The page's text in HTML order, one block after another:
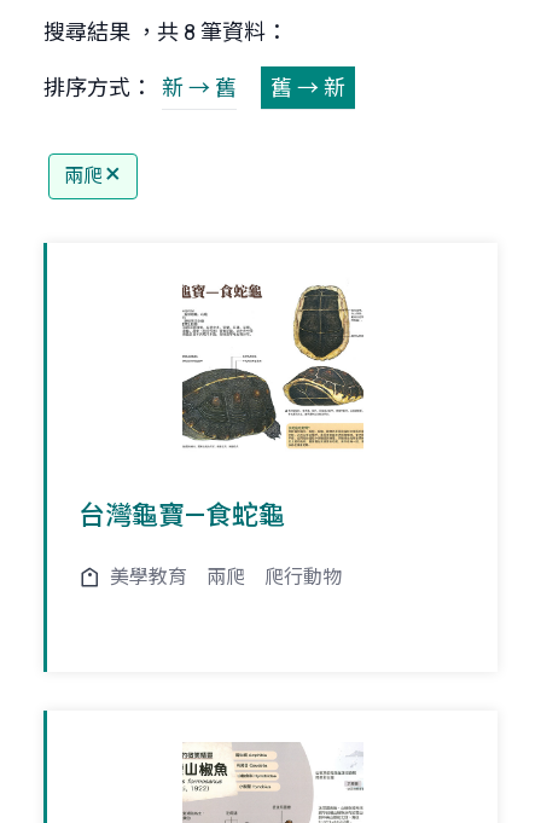
搜尋結果 ，共 8 筆資料：
排序方式： 新 → 舊 舊 → 新
兩爬
台灣龜寶—食蛇龜
美學教育 兩爬 爬行動物